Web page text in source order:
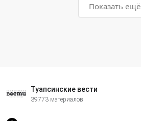
Показать ещё
Туапсинские вести
39773 материалов